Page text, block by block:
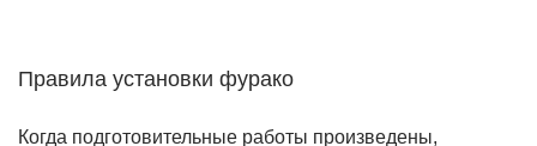
Правила установки фурако
Когда подготовительные работы произведены,